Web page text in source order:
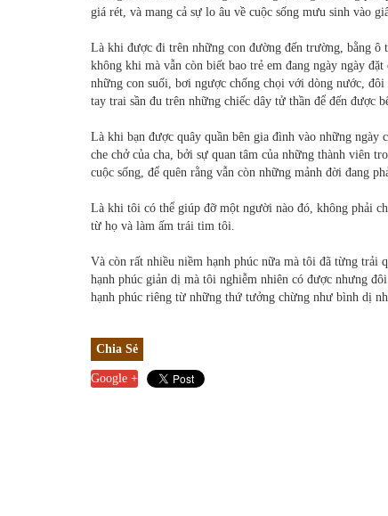
giá rét, và mang cả sự lo âu về cuộc sống mưu sinh vào
Là khi được đi trên những con đường đến trường, bằng ô
không khi mà vẫn còn biết bao trẻ em đang ngày ngày
những con suối, bơi ngược chống chọi với dòng nước,
tay trai sần đu trên những chiếc dây tử thần để đến được
Là khi bạn được quây quần bên gia đình vào những
che chở của cha, bởi sự quan tâm của những thành viên
cuộc sống, để quên rằng vẫn còn những mảnh đời đang
Là khi tôi có thể giúp đỡ một người nào đó, không phải
từ họ và làm ấm trái tim tôi.
Và còn rất nhiều niềm hạnh phúc nữa mà tôi đã từng trải
hạnh phúc giản dị mà tôi nghiễm nhiên có được nhưng
hạnh phúc riêng từ những thứ tưởng chừng như bình dị
Chia Sẻ
Google +